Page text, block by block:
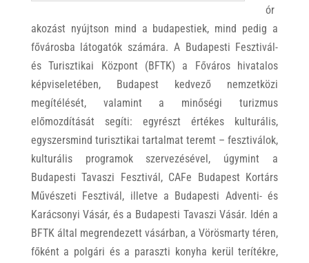
ór
akozást nyújtson mind a budapestiek, mind pedig a
fővárosba látogatók számára. A Budapesti Fesztivál-
és Turisztikai Központ (BFTK) a Főváros hivatalos
képviseletében, Budapest kedvező nemzetközi
megítélését, valamint a minőségi turizmus
előmozdítását segíti: egyrészt értékes kulturális,
egyszersmind turisztikai tartalmat teremt – fesztiválok,
kulturális programok szervezésével, úgymint a
Budapesti Tavaszi Fesztivál, CAFe Budapest Kortárs
Művészeti Fesztivál, illetve a Budapesti Adventi- és
Karácsonyi Vásár, és a Budapesti Tavaszi Vásár. Idén a
BFTK által megrendezett vásárban, a Vörösmarty téren,
főként a polgári és a paraszti konyha kerül terítékre,